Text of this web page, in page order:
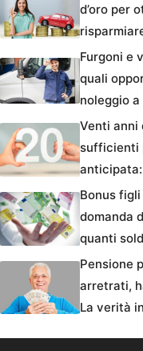
d’oro per
Furgoni e
quali
noleggio
Venti anni
sufficienti
Bonus
domanda
quanti
Pensione
arretrati,
La verità